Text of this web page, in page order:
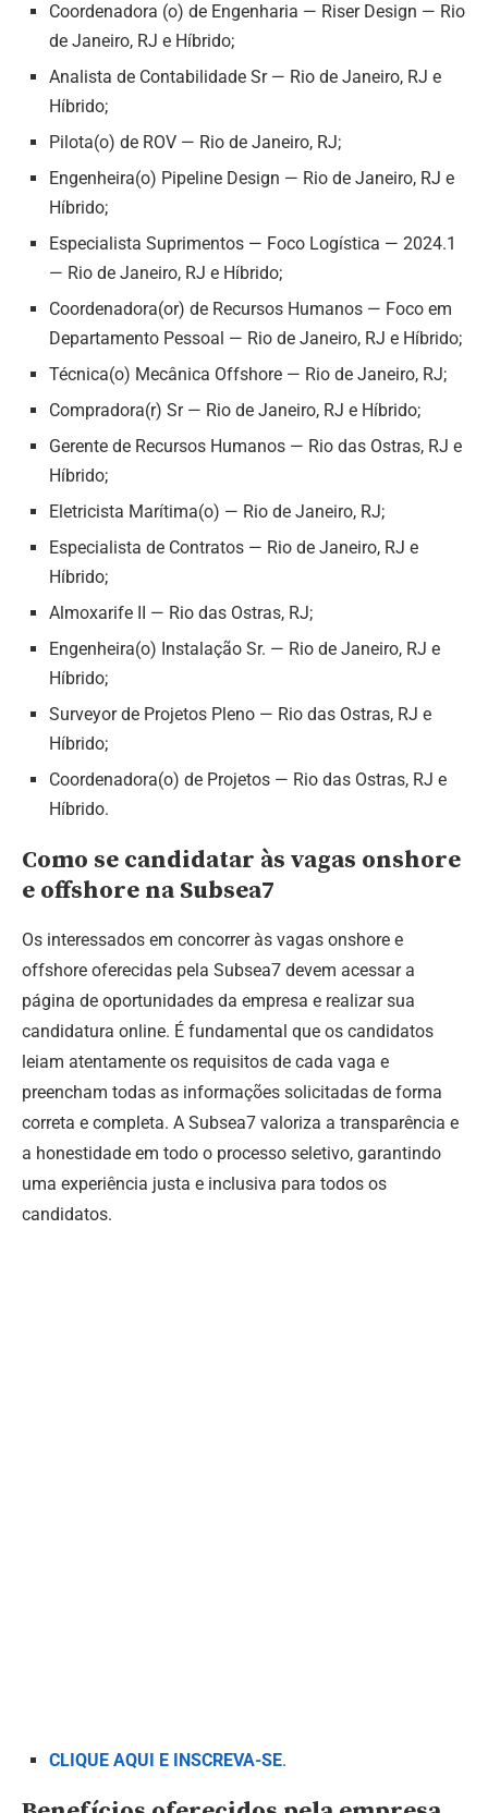
Coordenadora (o) de Engenharia — Riser Design — Rio
de Janeiro, RJ e Híbrido;
Analista de Contabilidade Sr — Rio de Janeiro, RJ e
Híbrido;
Pilota(o) de ROV — Rio de Janeiro, RJ;
Engenheira(o) Pipeline Design — Rio de Janeiro, RJ e
Híbrido;
Especialista Suprimentos — Foco Logística — 2024.1
— Rio de Janeiro, RJ e Híbrido;
Coordenadora(or) de Recursos Humanos — Foco em
Departamento Pessoal — Rio de Janeiro, RJ e Híbrido;
Técnica(o) Mecânica Offshore — Rio de Janeiro, RJ;
Compradora(r) Sr — Rio de Janeiro, RJ e Híbrido;
Gerente de Recursos Humanos — Rio das Ostras, RJ e
Híbrido;
Eletricista Marítima(o) — Rio de Janeiro, RJ;
Especialista de Contratos — Rio de Janeiro, RJ e
Híbrido;
Almoxarife II — Rio das Ostras, RJ;
Engenheira(o) Instalação Sr. — Rio de Janeiro, RJ e
Híbrido;
Surveyor de Projetos Pleno — Rio das Ostras, RJ e
Híbrido;
Coordenadora(o) de Projetos — Rio das Ostras, RJ e
Híbrido.
Como se candidatar às vagas onshore
e offshore na Subsea7
Os interessados em concorrer às vagas onshore e
offshore oferecidas pela Subsea7 devem acessar a
página de oportunidades da empresa e realizar sua
candidatura online. É fundamental que os candidatos
leiam atentamente os requisitos de cada vaga e
preencham todas as informações solicitadas de forma
correta e completa. A Subsea7 valoriza a transparência e
a honestidade em todo o processo seletivo, garantindo
uma experiência justa e inclusiva para todos os
candidatos.
CLIQUE AQUI E INSCREVA-SE.